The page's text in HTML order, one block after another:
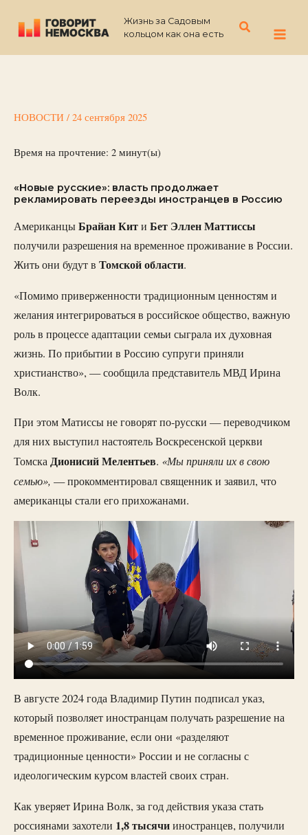
содержимому
Жизнь за Садовым
кольцом как она есть
Поиск
НОВОСТИ / 24 сентября 2025
Время на прочтение: 2 минут(ы)
«Новые русские»: власть продолжает
рекламировать переезды иностранцев в Россию
АмериканцыБрайан Кити Бет Эллен Маттиссы
получили разрешения на временное проживание в России.
Жить они будут в Томскойобласти.
«Помимо приверженности традиционным ценностям и
желания интегрироваться в российское общество, важную
роль в процессе адаптации семьи сыграла их духовная
жизнь. По прибытии в Россию супруги приняли
христианство», — сообщила представитель МВД Ирина
Волк.
При этом Матиссы не говорят по-русски — переводчиком
для них выступил настоятель Воскресенской церкви
ТомскаДионисий Мелентьев. «Мы приняли их в свою
семью», — прокомментировал священник и заявил, что
американцы стали его прихожанами.
В августе 2024 года Владимир Путин подписал указ,
который позволяет иностранцам получать разрешение на
временное проживание, если они «разделяют
традиционные ценности» России и не согласны с
идеологическим курсом властей своих стран.
Как уверяет Ирина Волк, за год действия указа стать
россиянами захотели 1,8 тысячииностранцев, получили